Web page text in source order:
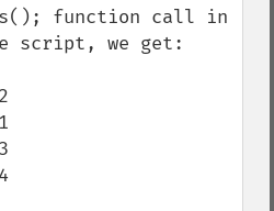
function call in
script, we get: